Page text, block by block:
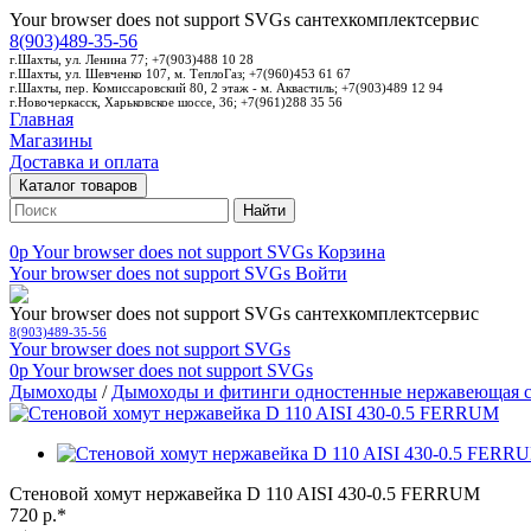
Your browser does not support SVGs сантехкомплектсервис
8(903)489-35-56
г.Шахты, ул. Ленина 77; +7(903)488 10 28
г.Шахты, ул. Шевченко 107, м. ТеплоГаз; +7(960)453 61 67
г.Шахты, пер. Комиссаровский 80, 2 этаж - м. Аквастиль; +7(903)489 12 94
г.Новочеркасск, Харьковское шоссе, 36; +7(961)288 35 56
Главная
Магазины
Доставка и оплата
Каталог товаров
Найти
0pYour browser does not support SVGs Корзина
Your browser does not support SVGs Войти
Your browser does not support SVGs сантехкомплектсервис
8(903)489-35-56
Your browser does not support SVGs
0pYour browser does not support SVGs
Дымоходы / Дымоходы и фитинги одностенные нержавеющая
Стеновой хомут нержавейка D 110 AISI 430-0.5 FERRUM
720 р.*